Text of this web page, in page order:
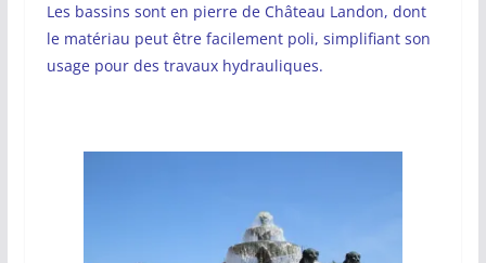
Les bassins sont en pierre de Château Landon, dont
le matériau peut être facilement poli, simplifiant son
usage pour des travaux hydrauliques.